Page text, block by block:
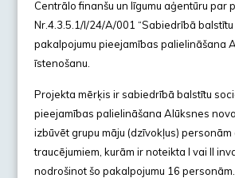
Centrālo finanšu un līgumu aģentūru par
Nr.4.3.5.1/I/24/A/001 “Sabiedrībā
pakalpojumu pieejamības palielināšana
īstenošanu.
Projekta mērķis ir sabiedrībā balstītu
pieejamības palielināšana Alūksnes
izbūvēt grupu māju (dzīvokļus)
traucējumiem, kurām ir noteikta I vai II
nodrošinot šo pakalpojumu 16 personām.